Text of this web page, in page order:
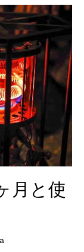
月と使